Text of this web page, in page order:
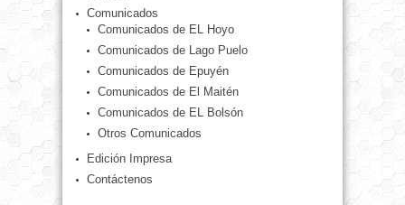
Comunicados
Comunicados de EL Hoyo
Comunicados de Lago Puelo
Comunicados de Epuyén
Comunicados de El Maitén
Comunicados de EL Bolsón
Otros Comunicados
Edición Impresa
Contáctenos